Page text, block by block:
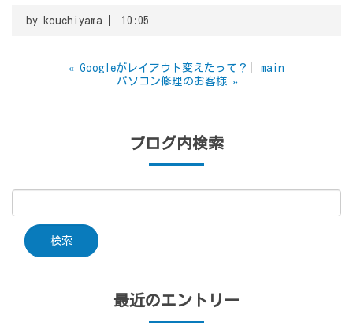
by kouchiyama 10:05
« Googleがレイアウト変えたって？
main
パソコン修理のお客様»
ブログ内検索
最近のエントリー